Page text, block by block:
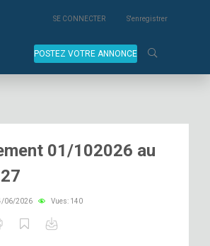
SE CONNECTER S'enregistrer
POSTEZ VOTRE ANNONCE
01/102026 au
06/2026 Vues: 140